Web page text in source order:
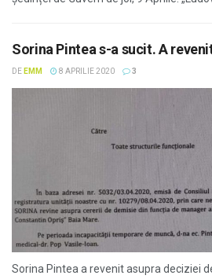
Sorina Pintea s-a sucit. A
DE EMM 8 APRILIE 2020 3
Sorina Pintea a revenit asupra deciziei